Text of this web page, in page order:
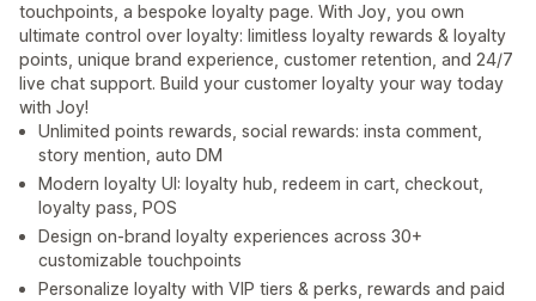
touchpoints, a bespoke loyalty page. With Joy, you own
ultimate control over loyalty: limitless loyalty rewards & loyalty
points, unique brand experience, customer retention, and 24/7
live chat support. Build your customer loyalty your way today
with Joy!
Unlimited points rewards, social rewards: insta comment,
story mention, auto DM
Modern loyalty UI: loyalty hub, redeem in cart, checkout,
loyalty pass, POS
Design on-brand loyalty experiences across 30+
customizable touchpoints
Personalize loyalty with VIP tiers & perks, rewards and paid